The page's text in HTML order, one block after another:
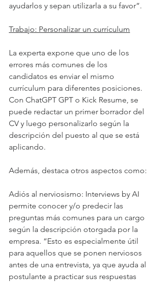
ayudarlos y sepan utilizarla a su favor”.
Trabajo: Personalizar un currículum
La experta expone que uno de los
errores más comunes de los
candidatos es enviar el mismo
currículum para diferentes posiciones.
Con ChatGPT GPT o Kick Resume, se
puede redactar un primer borrador del
CV y luego personalizarlo según la
descripción del puesto al que se está
aplicando.
Además, destaca otros aspectos como:
Adiós al nerviosismo: Interviews by AI
permite conocer y/o predecir las
preguntas más comunes para un cargo
según la descripción otorgada por la
empresa. “Esto es especialmente útil
para aquellos que se ponen nerviosos
antes de una entrevista, ya que ayuda al
postulante a practicar sus respuestas